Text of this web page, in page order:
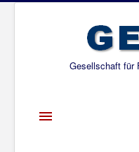
Gesellschaft für
Toggle